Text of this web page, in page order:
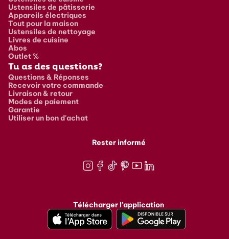
Ustensiles de pâtisserie
Appareils électriques
Tout pour la maison
Ustensiles de nettoyage
Livres de cuisine
Abos
Outlet %
Tu as des questions?
Questions & Réponses
Recevoir votre commande
Livraison & retour
Modes de paiement
Garantie
Utiliser un bon d'achat
Rester informé
Télécharger l'application